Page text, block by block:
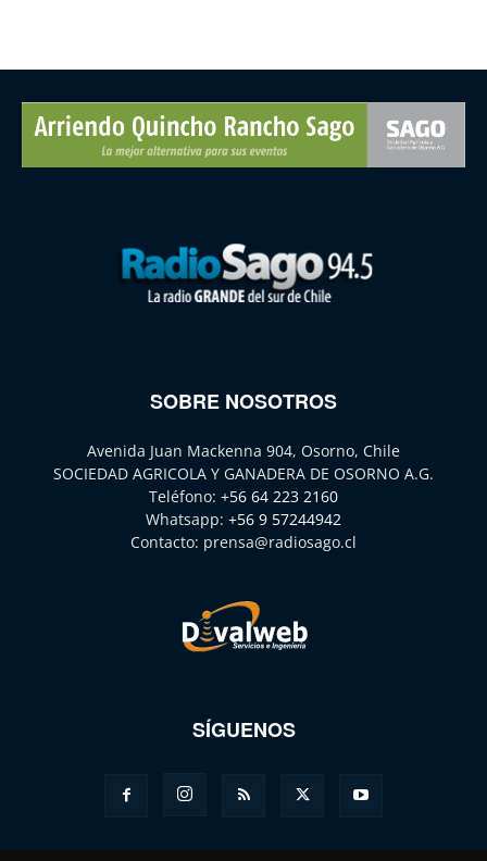
SOBRE NOSOTROS
Avenida Juan Mackenna 904, Osorno, Chile
SOCIEDAD AGRICOLA Y GANADERA DE OSORNO A.G.
Teléfono: +56 64 223 2160
Whatsapp: +56 9 57244942
Contacto: prensa@radiosago.cl
SÍGUENOS